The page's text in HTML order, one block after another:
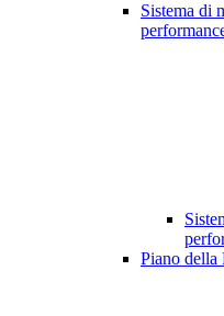
Sistema di
Piano della